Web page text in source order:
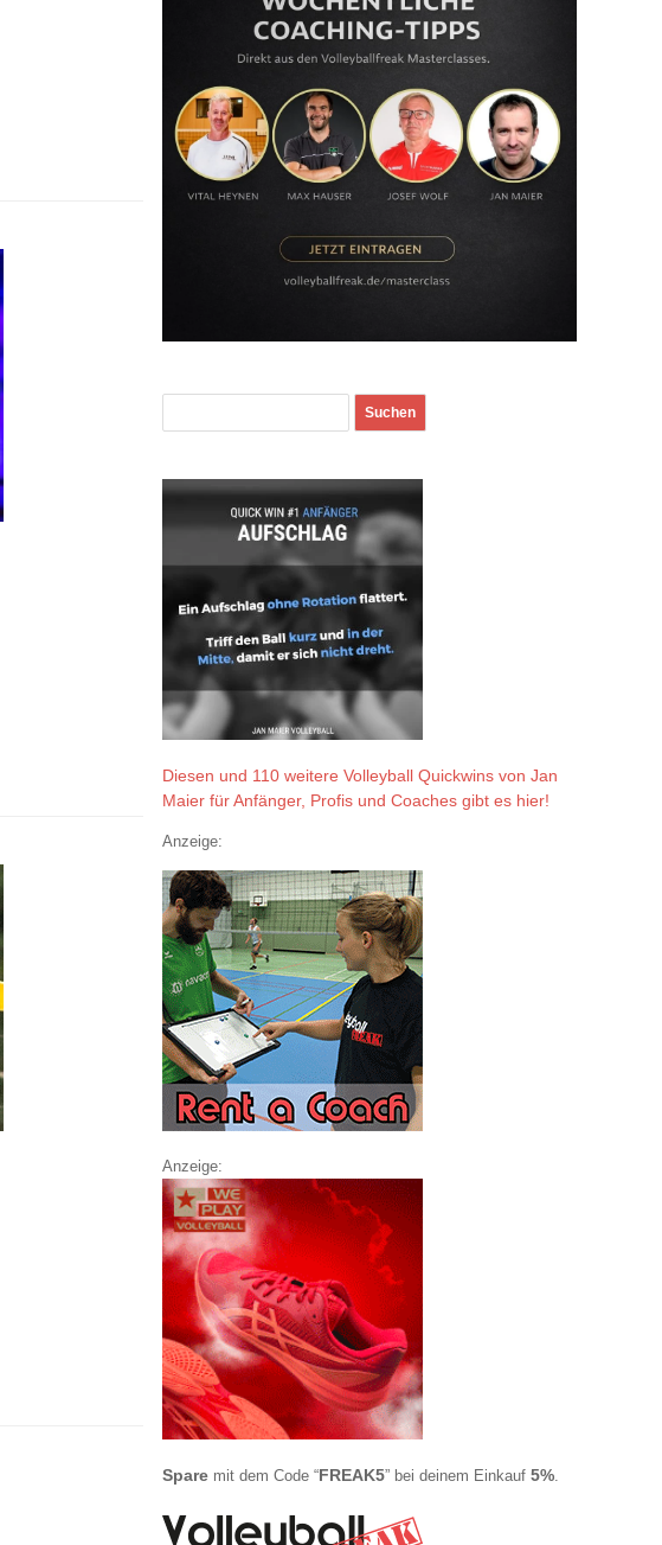
Diesen und 110 weitere Volleyball Quickwins von Jan
Maier für Anfänger, Profis und Coaches gibt es hier!
Anzeige:
Anzeige:
Sparemit dem Code “FREAK5” bei deinem Einkauf 5%.